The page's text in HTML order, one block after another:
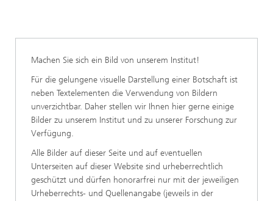
Machen Sie sich ein Bild von unserem Institut!
Für die gelungene visuelle Darstellung einer Botschaft ist
neben Textelementen die Verwendung von Bildern
unverzichtbar. Daher stellen wir Ihnen hier gerne einige
Bilder zu unserem Institut und zu unserer Forschung zur
Verfügung.
Alle Bilder auf dieser Seite und auf eventuellen
Unterseiten auf dieser Website sind urheberrechtlich
geschützt und dürfen honorarfrei nur mit der jeweiligen
Urheberrechts- und Quellenangabe (jeweils in der